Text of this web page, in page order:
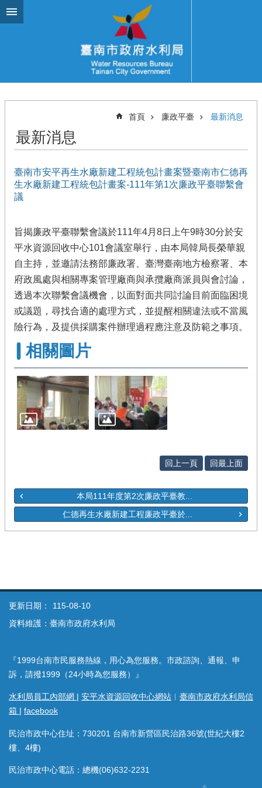
跳到主要內容區塊
首頁 廉政平臺 最新消息
最新消息
臺南市安平再生水廠新建工程統包計畫案暨臺南市仁德再
生水廠新建工程統包計畫案-111年第1次廉政平臺聯繫會
議
旨揭廉政平臺聯繫會議於111年4月8日上午9時30分於安
平水資源回收中心101會議室舉行，由本局韓局長榮華親
自主持，並邀請法務部廉政署、臺灣臺南地方檢察署、本
府政風處與相關專案管理廠商與承攬廠商派員與會討論，
透過本次聯繫會議機會，以面對面共同討論目前面臨困境
或議題，尋找合適的處理方式，並提醒相關違法或不當風
險行為，及提供採購案件辦理過程應注意及防範之事項。
相關圖片
回上一頁 回最上面
本局111年度第2次廉政平臺教...
仁德再生水廠新建工程廉政平臺於...
更新日期：
115-08-10
資料維護：臺南市政府水利局
『1999台南市民服務熱線，用心為您服務。市政諮詢、通報、申
訴，請撥1999（24小時為您服務）』
水利局員工內部網 | 安平水資源回收中心網站 ︱ 臺南市政府水利局信
箱 | facebook
民治市政中心住址：730201 台南市新營區民治路36號(世紀大樓2
樓、4樓)
民治市政中心電話：總機(06)632-2231